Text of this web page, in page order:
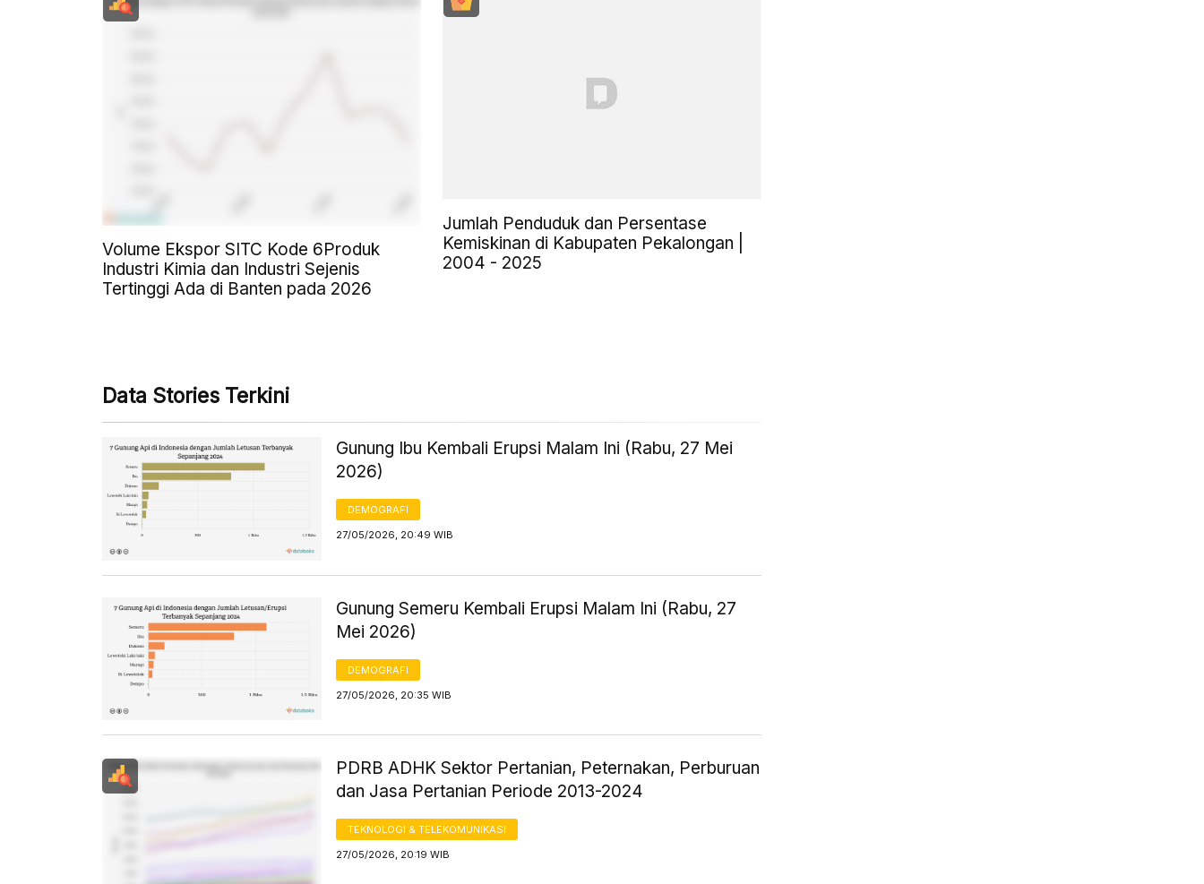
Volume Ekspor SITC Kode 6Produk
Industri Kimia dan Industri Sejenis
Tertinggi Ada di Banten pada 2026
Jumlah Penduduk dan Persentase
Kemiskinan di Kabupaten Pekalongan |
2004 - 2025
Data Stories Terkini
Gunung Ibu Kembali Erupsi Malam Ini (Rabu, 27 Mei
2026)
DEMOGRAFI
27/05/2026, 20:49 WIB
Gunung Semeru Kembali Erupsi Malam Ini (Rabu, 27
Mei 2026)
DEMOGRAFI
27/05/2026, 20:35 WIB
PDRB ADHK Sektor Pertanian, Peternakan, Perburuan
dan Jasa Pertanian Periode 2013-2024
TEKNOLOGI & TELEKOMUNIKASI
27/05/2026, 20:19 WIB